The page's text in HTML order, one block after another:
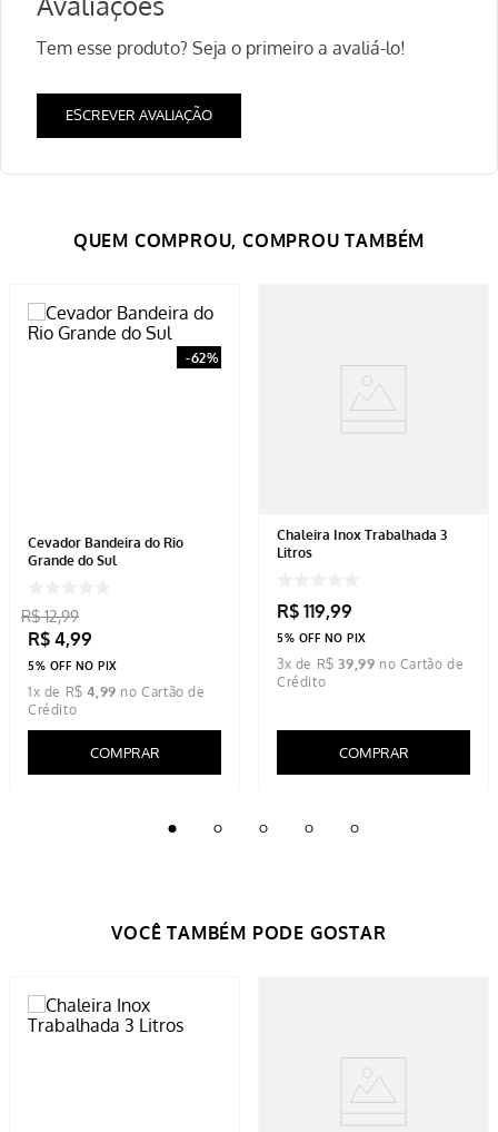
Tem esse produto? Seja o primeiro a avaliá-lo!
ESCREVER AVALIAÇÃO
-62%
Cevador Bandeira do Rio
Grande do Sul
R$ 12,99
R$ 4,99
5% OFF NO PIX
1x de R$ 4 99
COMPRAR
Chaleira Inox Trabalhada 3
Litros
R$ 119,99
5% OFF NO PIX
3x de R$ 39 ,99
COMPRAR